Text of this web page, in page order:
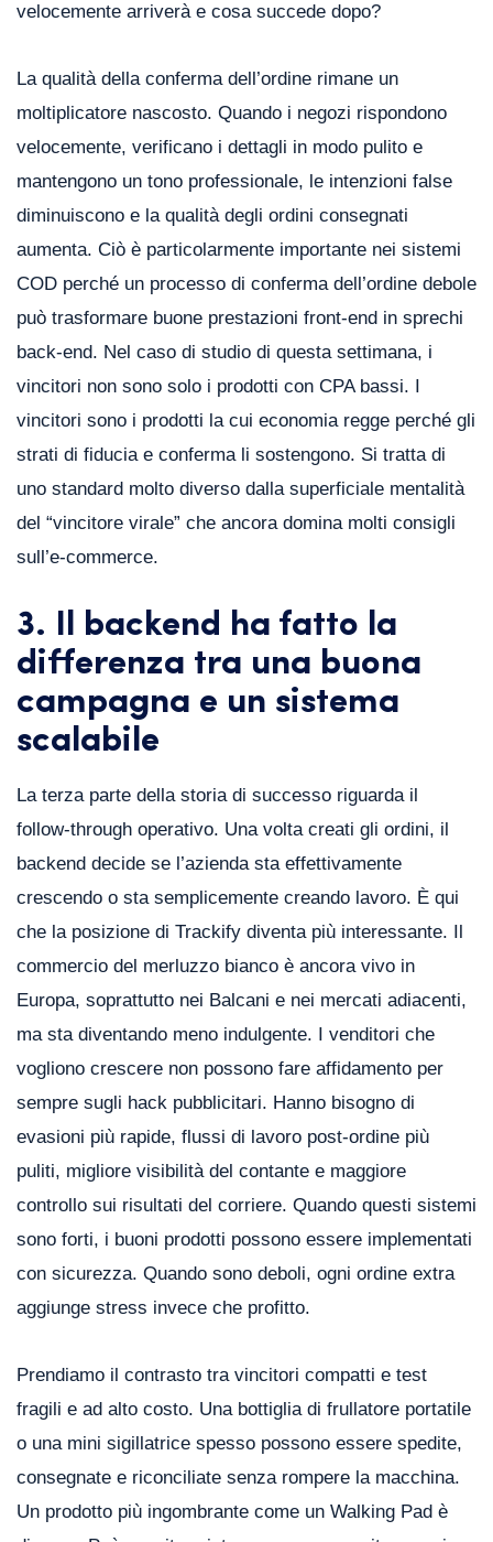
velocemente arriverà e cosa succede dopo?
La qualità della conferma dell’ordine rimane un
moltiplicatore nascosto. Quando i negozi rispondono
velocemente, verificano i dettagli in modo pulito e
mantengono un tono professionale, le intenzioni false
diminuiscono e la qualità degli ordini consegnati
aumenta. Ciò è particolarmente importante nei sistemi
COD perché un processo di conferma dell’ordine debole
può trasformare buone prestazioni front-end in sprechi
back-end. Nel caso di studio di questa settimana, i
vincitori non sono solo i prodotti con CPA bassi. I
vincitori sono i prodotti la cui economia regge perché gli
strati di fiducia e conferma li sostengono. Si tratta di
uno standard molto diverso dalla superficiale mentalità
del “vincitore virale” che ancora domina molti consigli
sull’e-commerce.
3. Il backend ha fatto la
differenza tra una buona
campagna e un sistema
scalabile
La terza parte della storia di successo riguarda il
follow-through operativo. Una volta creati gli ordini, il
backend decide se l’azienda sta effettivamente
crescendo o sta semplicemente creando lavoro. È qui
che la posizione di Trackify diventa più interessante. Il
commercio del merluzzo bianco è ancora vivo in
Europa, soprattutto nei Balcani e nei mercati adiacenti,
ma sta diventando meno indulgente. I venditori che
vogliono crescere non possono fare affidamento per
sempre sugli hack pubblicitari. Hanno bisogno di
evasioni più rapide, flussi di lavoro post-ordine più
puliti, migliore visibilità del contante e maggiore
controllo sui risultati del corriere. Quando questi sistemi
sono forti, i buoni prodotti possono essere implementati
con sicurezza. Quando sono deboli, ogni ordine extra
aggiunge stress invece che profitto.
Prendiamo il contrasto tra vincitori compatti e test
fragili e ad alto costo. Una bottiglia di frullatore portatile
o una mini sigillatrice spesso possono essere spedite,
consegnate e riconciliate senza rompere la macchina.
Un prodotto più ingombrante come un Walking Pad è